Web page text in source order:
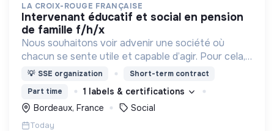
LA CROIX-ROUGE FRANÇAISE
intervenant éducatif et social en pension
de famille f/h/x
Nous souhaitons voir advenir une société où
chacun se sente utile et capable d’agir. Pour cela,
nous proposons des moyens et des lieux
d’engagement innovants et adaptés à tous.
💡 SSE organization
Short-term contract
Part time
1 labels & certifications
Bordeaux, France
Social
Today